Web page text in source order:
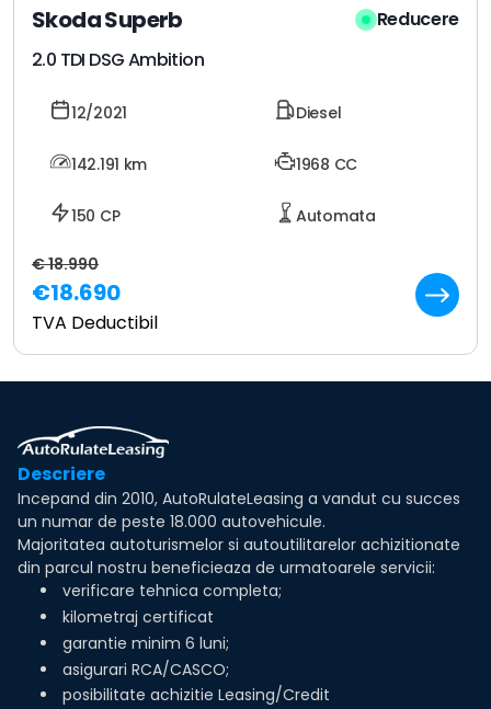
Skoda Superb
2.0 TDI DSG Ambition
Reducere
12/2021 Diesel
142.191 km 1968 CC
150 CP Automata
€ 18.990
€18.690
TVA Deductibil
Descriere
Incepand din 2010, AutoRulateLeasing a vandut cu succes
un numar de peste 18.000 autovehicule.
Majoritatea autoturismelor si autoutilitarelor achizitionate
din parcul nostru beneficieaza de urmatoarele servicii:
verificare tehnica completa;
kilometraj certificat
garantie minim 6 luni;
asigurari RCA/CASCO;
posibilitate achizitie Leasing/Credit